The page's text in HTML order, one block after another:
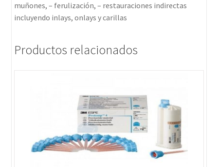
muñones, – ferulización, – restauraciones indirectas
incluyendo inlays, onlays y carillas
Productos relacionados